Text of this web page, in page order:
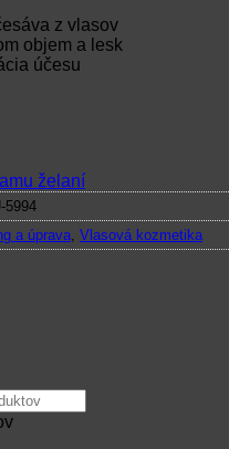
z vlasov
objem a lesk
účesu
želaní
5994
a úprava Vlasová kozmetika